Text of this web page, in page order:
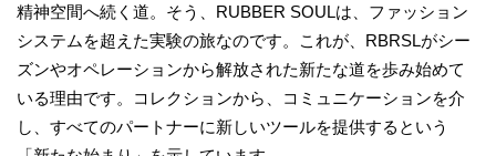
精神空間へ続く道。そう、RUBBER SOULは、ファッション
システムを超えた実験の旅なのです。これが、RBRSLがシー
ズンやオペレーションから解放された新たな道を歩み始めて
いる理由です。コレクションから、コミュニケーションを介
し、すべてのパートナーに新しいツールを提供するという